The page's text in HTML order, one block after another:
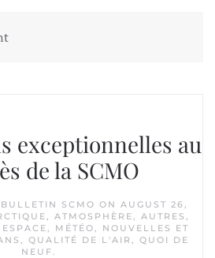
exceptionnelles au
de la SCMO
SCMO ON AUGUST 26,
, ATMOSPHÈRE, AUTRES ,
ESPACE, MÉTÉO, NOUVELLES ET
, QUALITÉ DE L'AIR , QUOI DE
NEUF.